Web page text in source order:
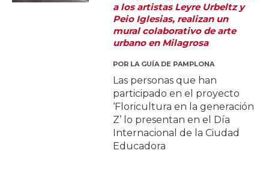
a los artistas Leyre Urbeltz y
Peio Iglesias, realizan un
mural colaborativo de arte
urbano en Milagrosa
POR LA GUÍA DE PAMPLONA
Las personas que han
participado en el proyecto
‘Floricultura en la generación
Z’ lo presentan en el Día
Internacional de la Ciudad
Educadora